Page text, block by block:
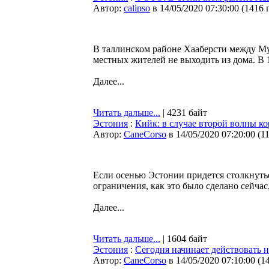
Автор: calipso в 14/05/2020 07:30:00 (1416
В таллинском районе Хааберсти между
местных жителей не выходить из дома. В
Далее...
Читать дальше... | 4231 байт
Эстония : Кийк: в случае второй волны
Автор: CaneCorso в 14/05/2020 07:20:00 (
Если осенью Эстонии придется
ограничения, как это было сделано
Далее...
Читать дальше... | 1604 байт
Эстония : Сегодня начинает
Автор: CaneCorso в 14/05/2020 07:10:00 (